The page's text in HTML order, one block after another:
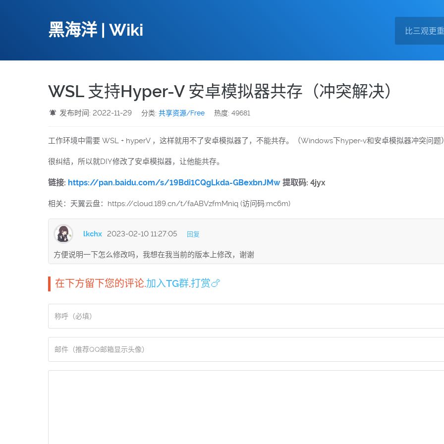
黑海洋 | Wiki
WSL 支持Hyper-V 安卓模拟器共存（冲突解决）
发布时间: 2022-11-29 分类:共享资源/Free 热度: 49681
工作环境中需要 WSL + hyperV ，这样就用不了安卓模拟器了，不能共存。（Windows下hyper-v和安卓模拟器冲突问题
很纠结，所以就DIY修改了安卓模拟器，让他能共存。
链接: https://pan.baidu.com/s/19Bdi1CQgLkda-GBexbnJMw 提取码: 4jyx
相关：天翼云盘：https://cloud.189.cn/t/faABVzfmMniq (访问码:mc6m)
lkchx 2023-02-10 11:27:05 回复
方便说明一下怎么修改吗，我想在我当前的版本上修改，谢谢
在下方留下您的评论.加入TG群.打赏🍗